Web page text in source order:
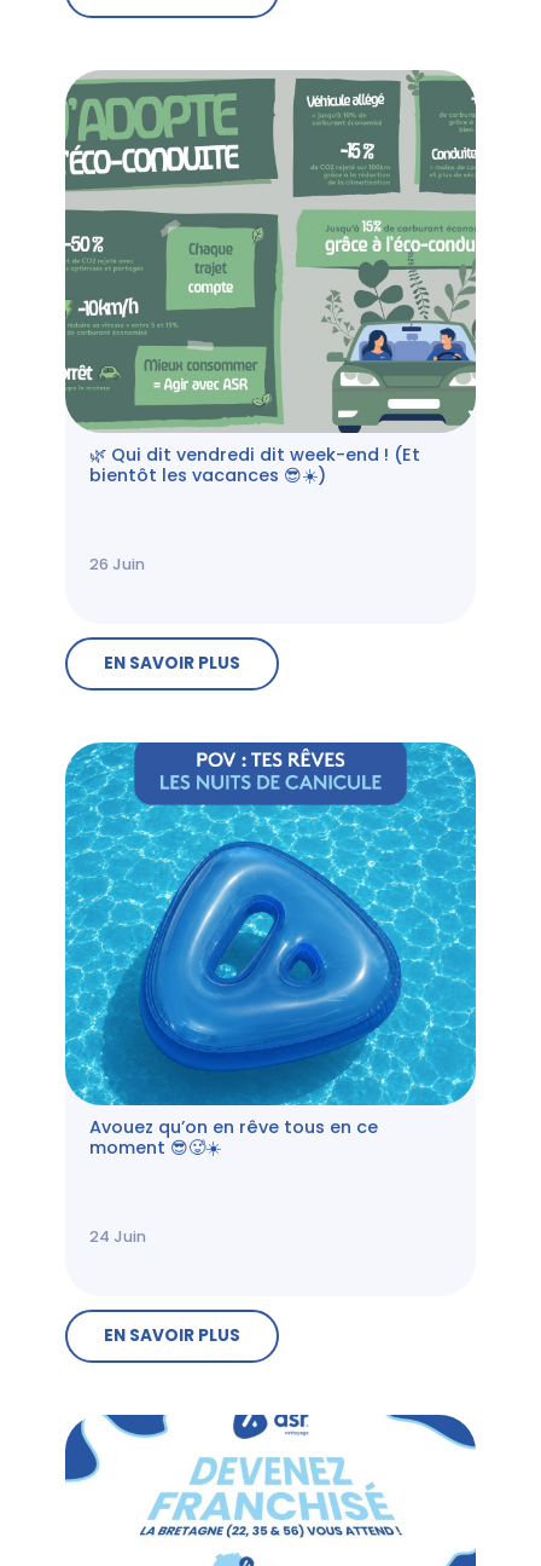
🌿 Qui dit vendredi dit week-end ! (Et
bientôt les vacances 😎☀️)
26 Juin
EN SAVOIR PLUS
Avouez qu’on en rêve tous en ce
moment 😎🥵☀️
24 Juin
EN SAVOIR PLUS